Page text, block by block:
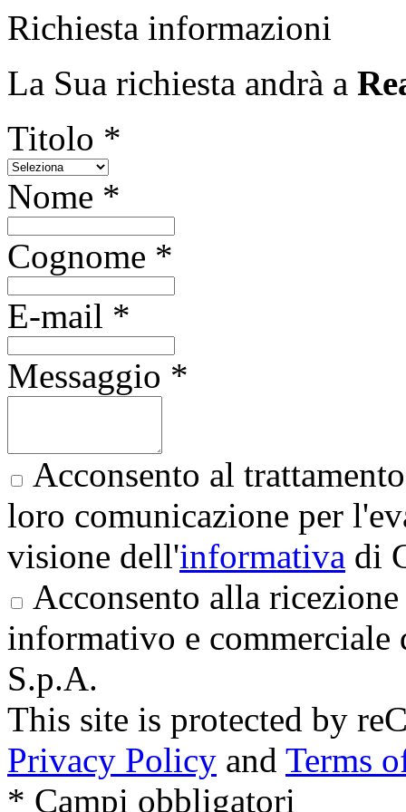
Richiesta informazioni
La Sua richiesta andrà a
Titolo *
Nome *
Cognome *
E-mail *
Messaggio *
Acconsento al
loro comunicazione per
visione dell'informativa di
Acconsento alla
informativo e
S.p.A.
This site is protected by
Privacy Policy and Terms
* Campi obbligatori